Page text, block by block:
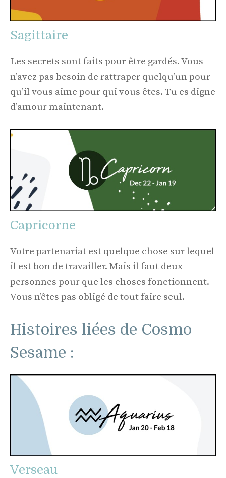
Sagittaire
Les secrets sont faits pour être gardés. Vous
n’avez pas besoin de rattraper quelqu’un pour
qu’il vous aime pour qui vous êtes. Tu es digne
d’amour maintenant.
Capricorne
Votre partenariat est quelque chose sur lequel
il est bon de travailler. Mais il faut deux
personnes pour que les choses fonctionnent.
Vous n’êtes pas obligé de tout faire seul.
Histoires liées de Cosmo
Sesame :
Verseau